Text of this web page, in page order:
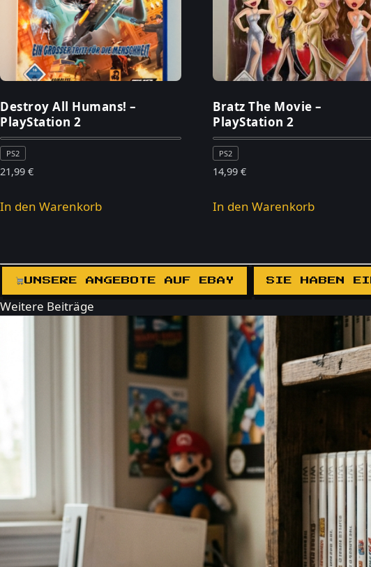
Destroy All Humans! –
PlayStation 2
PS2
21,99 €
In den Warenkorb
Bratz The Movie –
PlayStation 2
PS2
14,99€
In den Warenkorb
UNSERE ANGEBOTE AUF EBAY SIE HABEN
Weitere Beiträge